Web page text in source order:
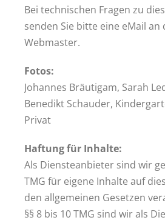
Bei technischen Fragen zu
senden Sie bitte eine eMail an
Webmaster.
Fotos:
Johannes Bräutigam, Sarah
Benedikt Schauder,
Privat
Haftung für Inhalte:
Als Diensteanbieter sind wir
TMG für eigene Inhalte auf
den allgemeinen Gesetzen
§§ 8 bis 10 TMG sind wir als